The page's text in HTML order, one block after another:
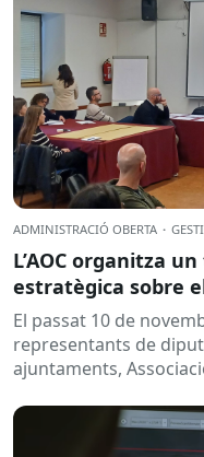
ADMINISTRACIÓ OBERTA ·
L’AOC organitza
estratègica sobre
d’expedients
El passat 10 de
representants de
ajuntaments,